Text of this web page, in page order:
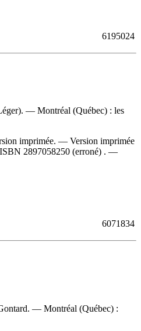
6195024
— Montréal (Québec) : les
imprimée. — Version imprimée
ISBN 2897058250 (erroné) . —
6071834
— Montréal (Québec) :